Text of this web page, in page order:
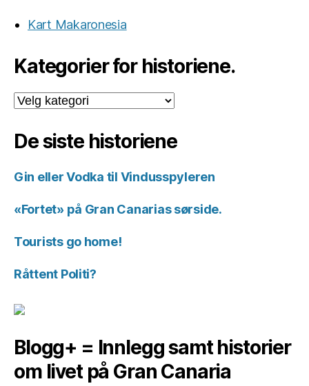
Kart Makaronesia
Kategorier for historiene.
Kategorier
for
De siste historiene
Gin eller Vodka til Vindusspyleren
«Fortet» på Gran Canarias sørside.
Tourists go home!
Råttent Politi?
Blogg+ = Innlegg samt historier
om livet på Gran Canaria